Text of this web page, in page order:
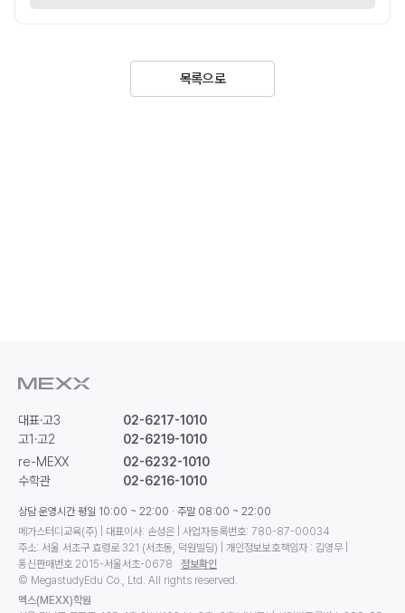
목록으로
대표·고3
02-6217-1010
고1·고2
02-6219-1010
re-MEXX
02-6232-1010
수학관
02-6216-1010
상담 운영시간 평일 10:00 ~ 22:00 · 주말 08:00 ~ 22:00
메가스터디교육(주) | 대표이사: 손성은 | 사업자등록번호: 780-87-00034
주소: 서울 서초구 효령로 321 (서초동, 덕원빌딩) | 개인정보보호책임자 : 김영무 |
통신판매번호 2015-서울서초-0678 정보확인
© MegastudyEdu Co., Ltd. All rights reserved.
멕스(MEXX)학원